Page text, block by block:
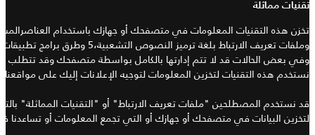
تقنيات مماثلة
تخزن هذه التقنيات المعلومات في متصفحك أو جهازك باستخدام
وملفات تعريف الارتباط بلغة ترميز النصوص التشعبية،5 وطرق برامج تطبيقات
وفي بعض الحالات قد لا تتم إدارتها بالكامل بواسطة متصفحك وقد تتطلب
نستخدم هذه التقنيات لتخزين المعلومات لتوجيه الإعلانات إليك على مواقعنا
قد نستخدم المصطلحين "ملفات تعريف الارتباط" أو "التقنيات المماثلة"
لتخزين البيانات في متصفحك أو جهازك أو التي تجمع المعلومات أو تساعدنا